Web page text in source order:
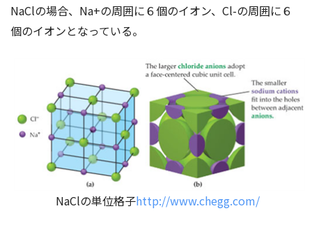
NaClの場合、Na+の周囲に６個のイオン、Cl-の周囲に６
個のイオンとなっている。
NaClの単位格子http://www.chegg.com/